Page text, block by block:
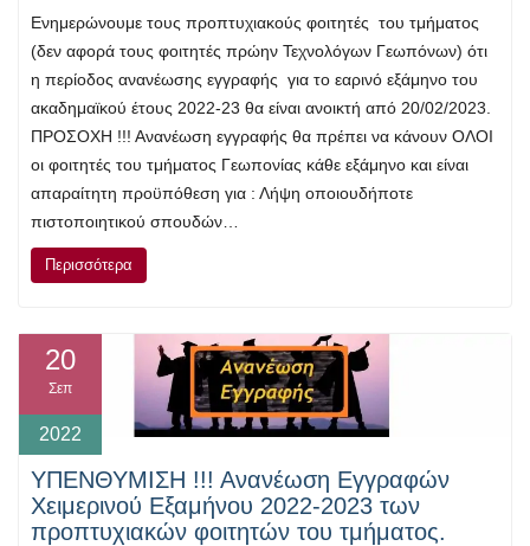
Ενημερώνουμε τους προπτυχιακούς φοιτητές του τμήματος
(δεν αφορά τους φοιτητές πρώην Τεχνολόγων Γεωπόνων) ότι
η περίοδος ανανέωσης εγγραφής για το εαρινό εξάμηνο του
ακαδημαϊκού έτους 2022-23 θα είναι ανοικτή από 20/02/2023.
ΠΡΟΣΟΧΗ !!! Ανανέωση εγγραφής θα πρέπει να κάνουν ΟΛΟΙ
οι φοιτητές του τμήματος Γεωπονίας κάθε εξάμηνο και είναι
απαραίτητη προϋπόθεση για : Λήψη οποιουδήποτε
πιστοποιητικού σπουδών…
Περισσότερα
20
Σεπ
2022
ΥΠΕΝΘΥΜΙΣΗ !!! Ανανέωση Εγγραφών
Χειμερινού Εξαμήνου 2022-2023 των
προπτυχιακών φοιτητών του τμήματος.